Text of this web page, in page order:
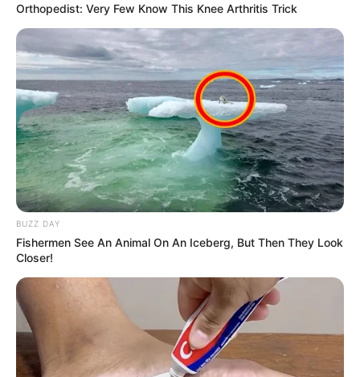
TEMAS RELACIONADOS
CÚCUTA SICARIATO
MANTÉNGASE EN ALERTA
Tenemos todas las noticias que le
interesan. Para estar bien informado, por
favor, active las notificaciones de Alerta.
ACTIVAR AHORA
TEMAS DESTACADOS
Orthopedist: Very Few Know This Knee Arthritis Trick
BUZZ DAY
Fishermen See An Animal On An Iceberg, But Then They Look
Closer!